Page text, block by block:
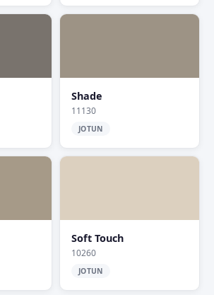
Shade
11130
JOTUN
Soft Touch
10260
JOTUN